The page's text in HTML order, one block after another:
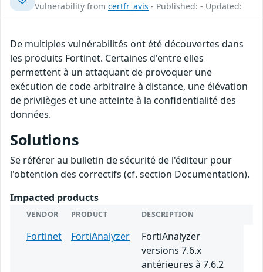
Vulnerability from certfr_avis - Published: - Updated:
De multiples vulnérabilités ont été découvertes dans
les produits Fortinet. Certaines d'entre elles
permettent à un attaquant de provoquer une
exécution de code arbitraire à distance, une élévation
de privilèges et une atteinte à la confidentialité des
données.
Solutions
Se référer au bulletin de sécurité de l'éditeur pour
l'obtention des correctifs (cf. section Documentation).
Impacted products
VENDOR PRODUCT DESCRIPTION
Fortinet FortiAnalyzer
FortiAnalyzer
versions 7.6.x
antérieures à 7.6.2